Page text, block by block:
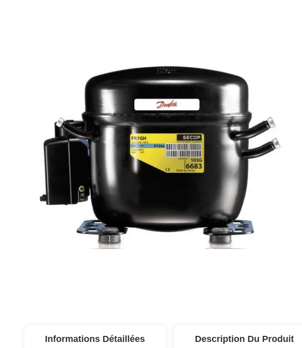
Informations Détaillées Description Du Produit